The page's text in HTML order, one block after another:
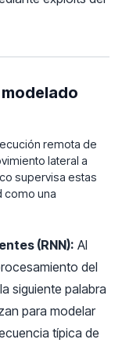
remota de
lateral a
supervisa estas
como una
(RNN): Al
del
siguiente palabra
para modelar
típica de